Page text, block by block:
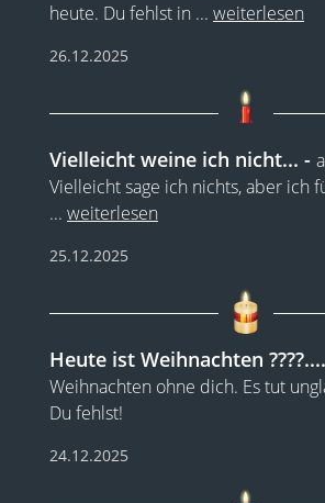
heute. Du fehlst in ... weiterlesen
26.12.2025
Vielleicht weine ich nicht...
Vielleicht sage ich nichts, aber ich
... weiterlesen
25.12.2025
Heute ist Weihnachten
Weihnachten ohne dich. Es tut
Du fehlst!
24.12.2025